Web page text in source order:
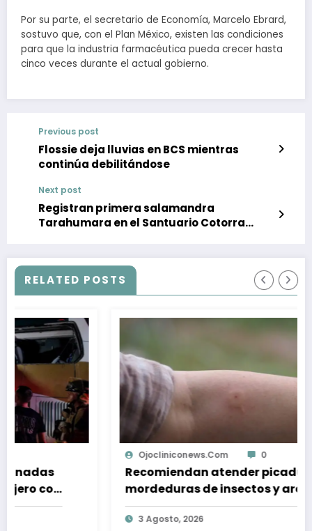
Por su parte, el secretario de Economía, Marcelo Ebrard,
sostuvo que, con el Plan México, existen las condiciones
para que la industria farmacéutica pueda crecer hasta
cinco veces durante el actual gobierno.
Previous post
Flossie deja lluvias en BCS mientras
continúa debilitándose
Next post
Registran primera salamandra
Tarahumara en el Santuario Cotorra
RELATED POSTS
Ojocliniconews.com 0
Recomiendan atender picaduras y
mordeduras de insectos y arañas
durante época de verano
3 Agosto, 2026